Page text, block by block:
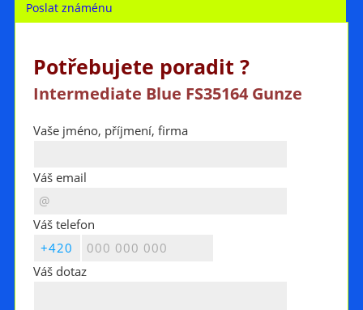
Poslat známénu
Potřebujete poradit ?
Intermediate Blue FS35164 Gunze
Vaše jméno, příjmení, firma
Váš email
Váš telefon
Váš dotaz